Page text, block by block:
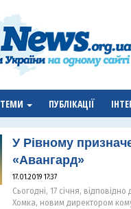
ТЕМИ ПУБЛІКАЦІЇ
У Рівному
«Авангард»
17.01.2019 17:37
Сьогодні, 17 січня,
Хомка, новим директором